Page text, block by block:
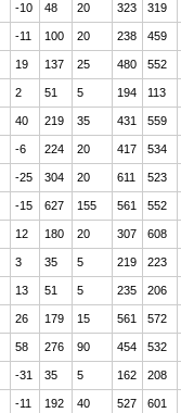
-10 48 20 323 319
-11 100 20 238 459
19 137 25 480 552
2 51 5 194 113
40 219 35 431 559
-6 224 20 417 534
-25 304 20 611 523
-15 627 155 561 552
12 180 20 307 608
3 35 5 219 223
13 51 5 235 206
26 179 15 561 572
58 276 90 454 532
-31 35 5 162 208
-11 192 40 527 601